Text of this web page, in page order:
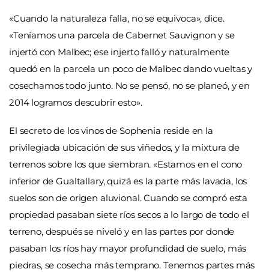
«Cuando la naturaleza falla, no se equivoca», dice.
«Teníamos una parcela de Cabernet Sauvignon y se
injertó con Malbec; ese injerto falló y naturalmente
quedó en la parcela un poco de Malbec dando vueltas y
cosechamos todo junto. No se pensó, no se planeó, y en
2014 logramos descubrir esto».
El secreto de los vinos de Sophenia reside en la
privilegiada ubicación de sus viñedos, y la mixtura de
terrenos sobre los que siembran. «Estamos en el cono
inferior de Gualtallary, quizá es la parte más lavada, los
suelos son de origen aluvional. Cuando se compró esta
propiedad pasaban siete ríos secos a lo largo de todo el
terreno, después se niveló y en las partes por donde
pasaban los ríos hay mayor profundidad de suelo, más
piedras, se cosecha más temprano. Tenemos partes más